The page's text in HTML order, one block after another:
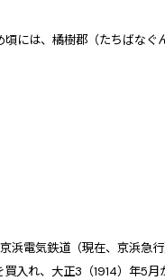
には、橘樹郡（たちばなぐん
浜電気鉄道（現在、京浜急行
入れ、大正3（1914）年5月